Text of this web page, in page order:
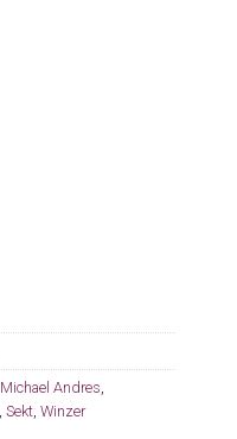
Michael Andres
,Sekt ,Winzer